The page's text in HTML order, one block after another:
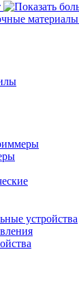
материалы
устройства